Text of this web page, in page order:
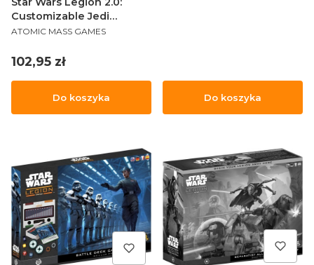
Customizable Jedi
General & Knight
PRODUCENT
ATOMIC MASS GAMES
Cena
102,95 zł
Do koszyka Do koszyka